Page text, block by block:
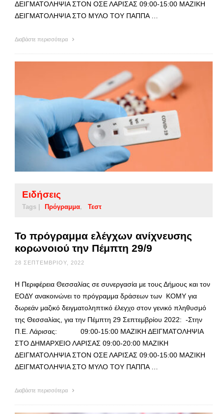
ΔΕΙΓΜΑΤΟΛΗΨΙΑ ΣΤΟΝ ΟΣΕ ΛΑΡΙΣΑΣ 09:00-15:00 ΜΑΖΙΚΗ
ΔΕΙΓΜΑΤΟΛΗΨΙΑ ΣΤΟ ΜΥΛΟ ΤΟΥ ΠΑΠΠΑ …
Διαβάστε περισσότερα
Ειδήσεις
Tags | Πρόγραμμα Τεστ
Το πρόγραμμα ελέγχων ανίχνευσης
κορωνοιού την Πέμπτη 29/9
28 ΣΕΠΤΕΜΒΡΊΟΥ, 2022
Η Περιφέρεια Θεσσαλίας σε συνεργασία με τους Δήμους και τον
ΕΟΔΥ ανακοινώνει το πρόγραμμα δράσεων των ΚΟΜΥ για
δωρεάν μαζικό δειγματοληπτικό έλεγχο στον γενικό πληθυσμό
της Θεσσαλίας, για την Πέμπτη 29 Σεπτεμβρίου 2022: -Στην
Π.Ε. Λάρισας: 09:00-15:00 ΜΑΖΙΚΗ ΔΕΙΓΜΑΤΟΛΗΨΙΑ
ΣΤΟ ΔΗΜΑΡΧΕΙΟ ΛΑΡΙΣΑΣ 09:00-20:00 ΜΑΖΙΚΗ
ΔΕΙΓΜΑΤΟΛΗΨΙΑ ΣΤΟΝ ΟΣΕ ΛΑΡΙΣΑΣ 09:00-15:00 ΜΑΖΙΚΗ
ΔΕΙΓΜΑΤΟΛΗΨΙΑ ΣΤΟ ΜΥΛΟ ΤΟΥ ΠΑΠΠΑ …
Διαβάστε περισσότερα